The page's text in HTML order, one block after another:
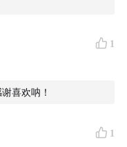
Tribute
1
喜欢呐！
1